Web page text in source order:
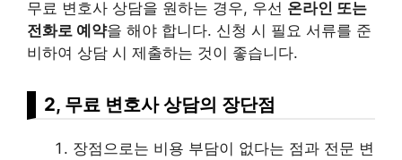
무료 변호사 상담을 원하는 경우, 우선 온라인 또는
전화로 예약을 해야 합니다. 신청 시 필요 서류를 준
비하여 상담 시 제출하는 것이 좋습니다.
2, 무료 변호사 상담의 장단점
장점으로는 비용 부담이 없다는 점과 전문 변